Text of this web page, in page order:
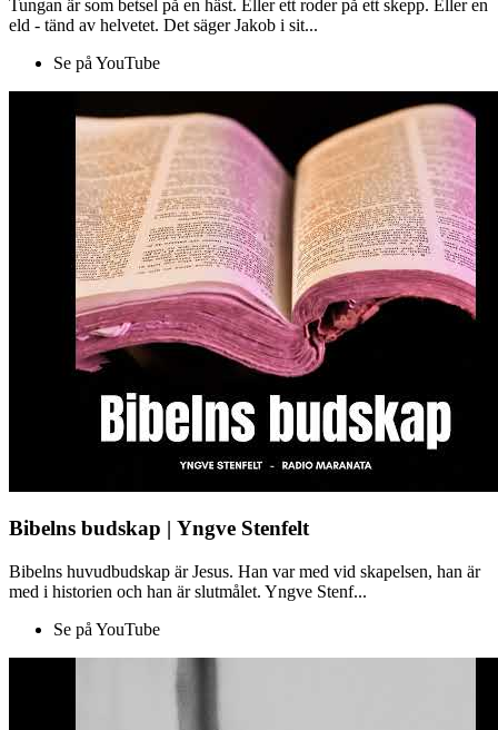
Tungan är som betsel på en häst. Eller ett roder på ett skepp. Eller en
eld - tänd av helvetet. Det säger Jakob i sit...
Se på YouTube
Bibelns budskap | Yngve Stenfelt
Bibelns huvudbudskap är Jesus. Han var med vid skapelsen, han är
med i historien och han är slutmålet. Yngve Stenf...
Se på YouTube